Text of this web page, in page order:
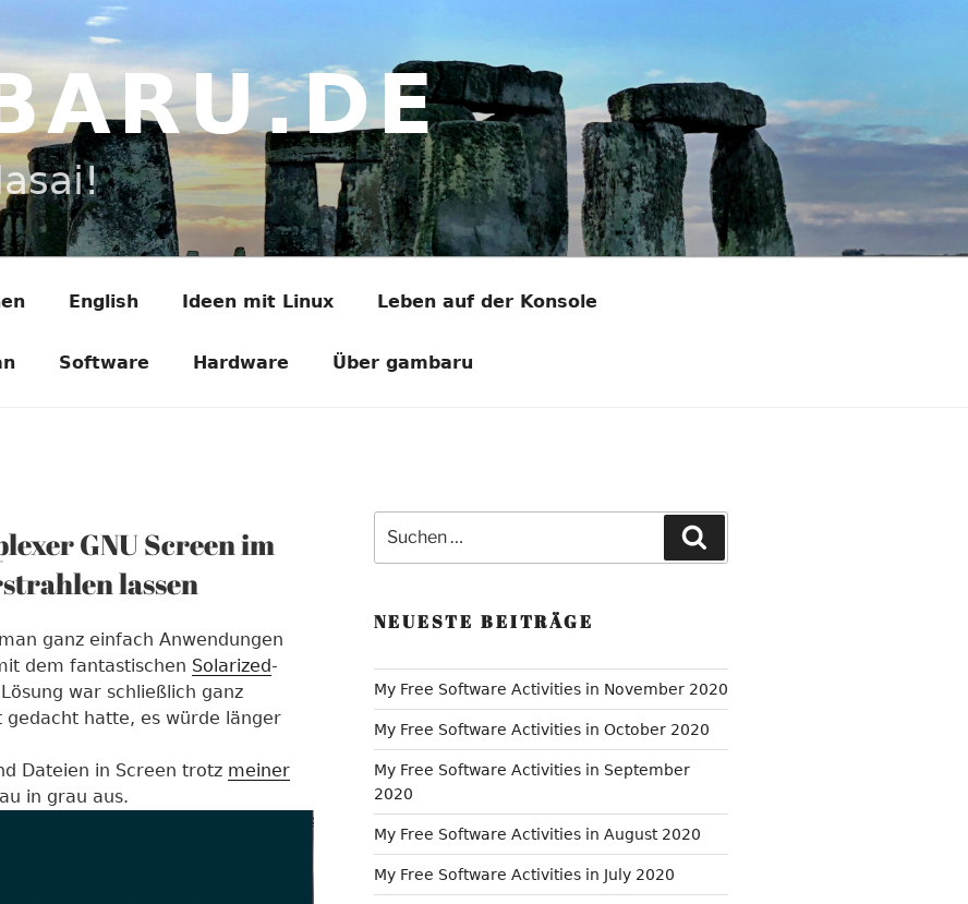
English Ideen mit Linux Leben auf der Konsole
Software Hardware Über gambaru
GNU Screen im
lassen
ganz einfach Anwendungen
dem fantastischen Solarized-
war schließlich ganz
gedacht hatte, es würde länger
Dateien in Screen trotz meiner
in grau aus.
nach:
NEUESTE BEITRÄGE
My Free Software Activities in November 2020
My Free Software Activities in October 2020
My Free Software Activities in September
2020
My Free Software Activities in August 2020
My Free Software Activities in July 2020